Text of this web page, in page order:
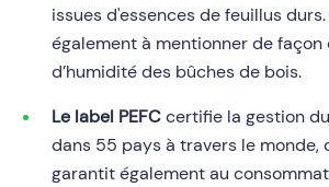
issues d'essences de feuillus durs.
également à mentionner de façon
d’humidité des bûches de bois.
Le label PEFCcertifie la gestion
dans 55 pays à travers le monde,
garantit également au